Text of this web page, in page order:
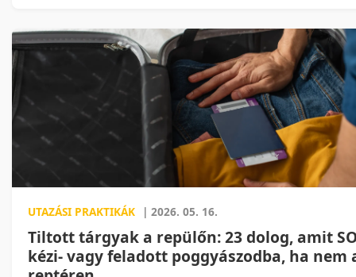
irigykedve olvasnak a fórumokon.
UTAZÁSI PRAKTIKÁK | 2026. 05. 16.
Tiltott tárgyak a repülőn: 23 dolog, amit
kézi- vagy feladott poggyászodba, ha nem